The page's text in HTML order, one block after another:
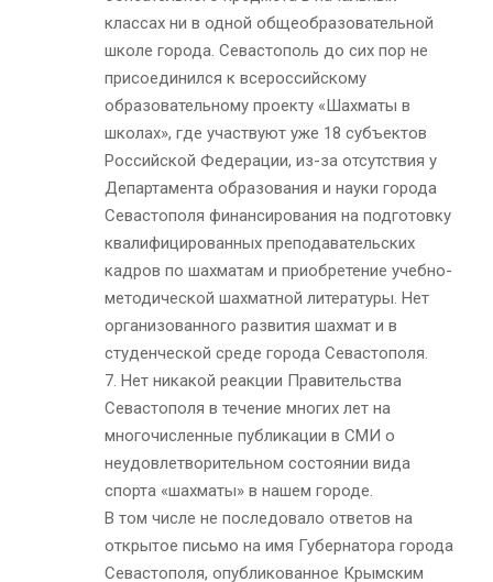
классах ни в одной общеобразовательной
школе города. Севастополь до сих пор не
присоединился к всероссийскому
образовательному проекту «Шахматы в
школах», где участвуют уже 18 субъектов
Российской Федерации, из-за отсутствия у
Департамента образования и науки города
Севастополя финансирования на подготовку
квалифицированных преподавательских
кадров по шахматам и приобретение учебно-
методической шахматной литературы. Нет
организованного развития шахмат и в
студенческой среде города Севастополя.
7. Нет никакой реакции Правительства
Севастополя в течение многих лет на
многочисленные публикации в СМИ о
неудовлетворительном состоянии вида
спорта «шахматы» в нашем городе.
В том числе не последовало ответов на
открытое письмо на имя Губернатора города
Севастополя, опубликованное Крымским